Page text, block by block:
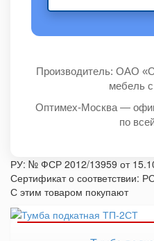
Производитель: ОАО
мебель
Оптимех-Москва —
по
РУ: № ФСР 2012/13959 от
Сертификат о соответствии:
С этим товаром покупают